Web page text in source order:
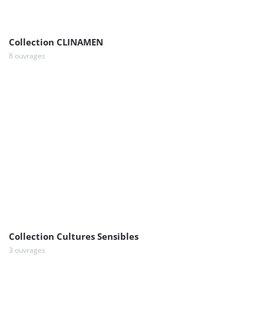
Collection CLINAMEN
8 ouvrages
Collection Cultures Sensibles
3 ouvrages